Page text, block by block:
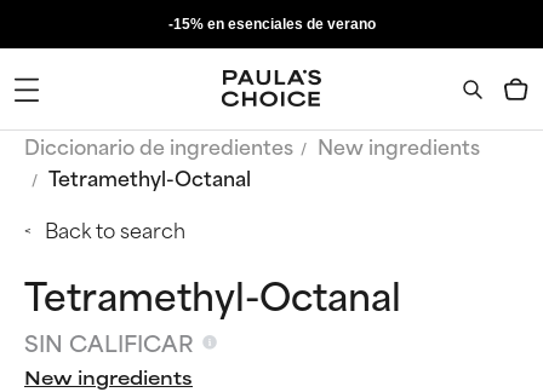
-15% en esenciales de verano
Diccionario de ingredientes
New ingredients
Tetramethyl-Octanal
Back to search
Tetramethyl-Octanal
SIN CALIFICAR
New ingredients